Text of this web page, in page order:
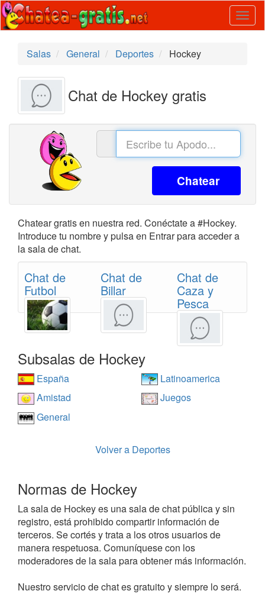
Salas
General Deportes Hockey
Chat de Hockey gratis
Chatear
Chatear gratis en nuestra red. Conéctate a #Hockey.
Introduce tu nombre y pulsa en Entrar para acceder a
la sala de chat.
Chat de
Futbol
Chat de
Billar
Chat de
Caza y
Pesca
Subsalas de Hockey
España
Latinoamerica
Amistad
Juegos
General
Volver a Deportes
Normas de Hockey
La sala de Hockey es una sala de chat pública y sin
registro, está prohibido compartir información de
terceros. Se cortés y trata a los otros usuarios de
manera respetuosa. Comuníquese con los
moderadores de la sala para obtener más información.
Nuestro servicio de chat es gratuito y siempre lo será.